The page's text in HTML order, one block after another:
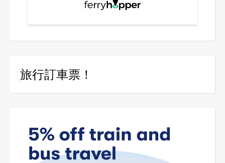
旅行訂車票！